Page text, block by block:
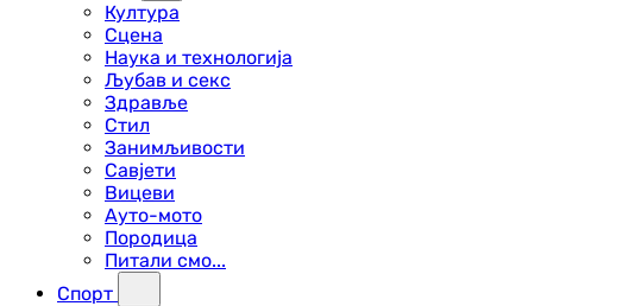
Култура
Сцена
Наука и технологија
Љубав и секс
Здравље
Стил
Занимљивости
Савјети
Вицеви
Ауто-мото
Породица
Питали смо...
Спорт